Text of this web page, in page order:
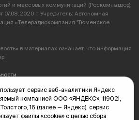
и массовых коммуникаций (Роскомнадзор),
г. Учредитель: Автономная
«Телерадиокомпания "Тюменское
в материалах означает, что информация
пр. Геологоразведчиков, 28А
сервис веб-аналитики Яндекс
компанией ООО «ЯНДЕКС», 119021,
16 (далее — Яндекс), сервис
файлы «cookie» с целью сбора